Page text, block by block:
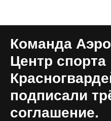
Команда
Центр спорта
подписали
соглашение.